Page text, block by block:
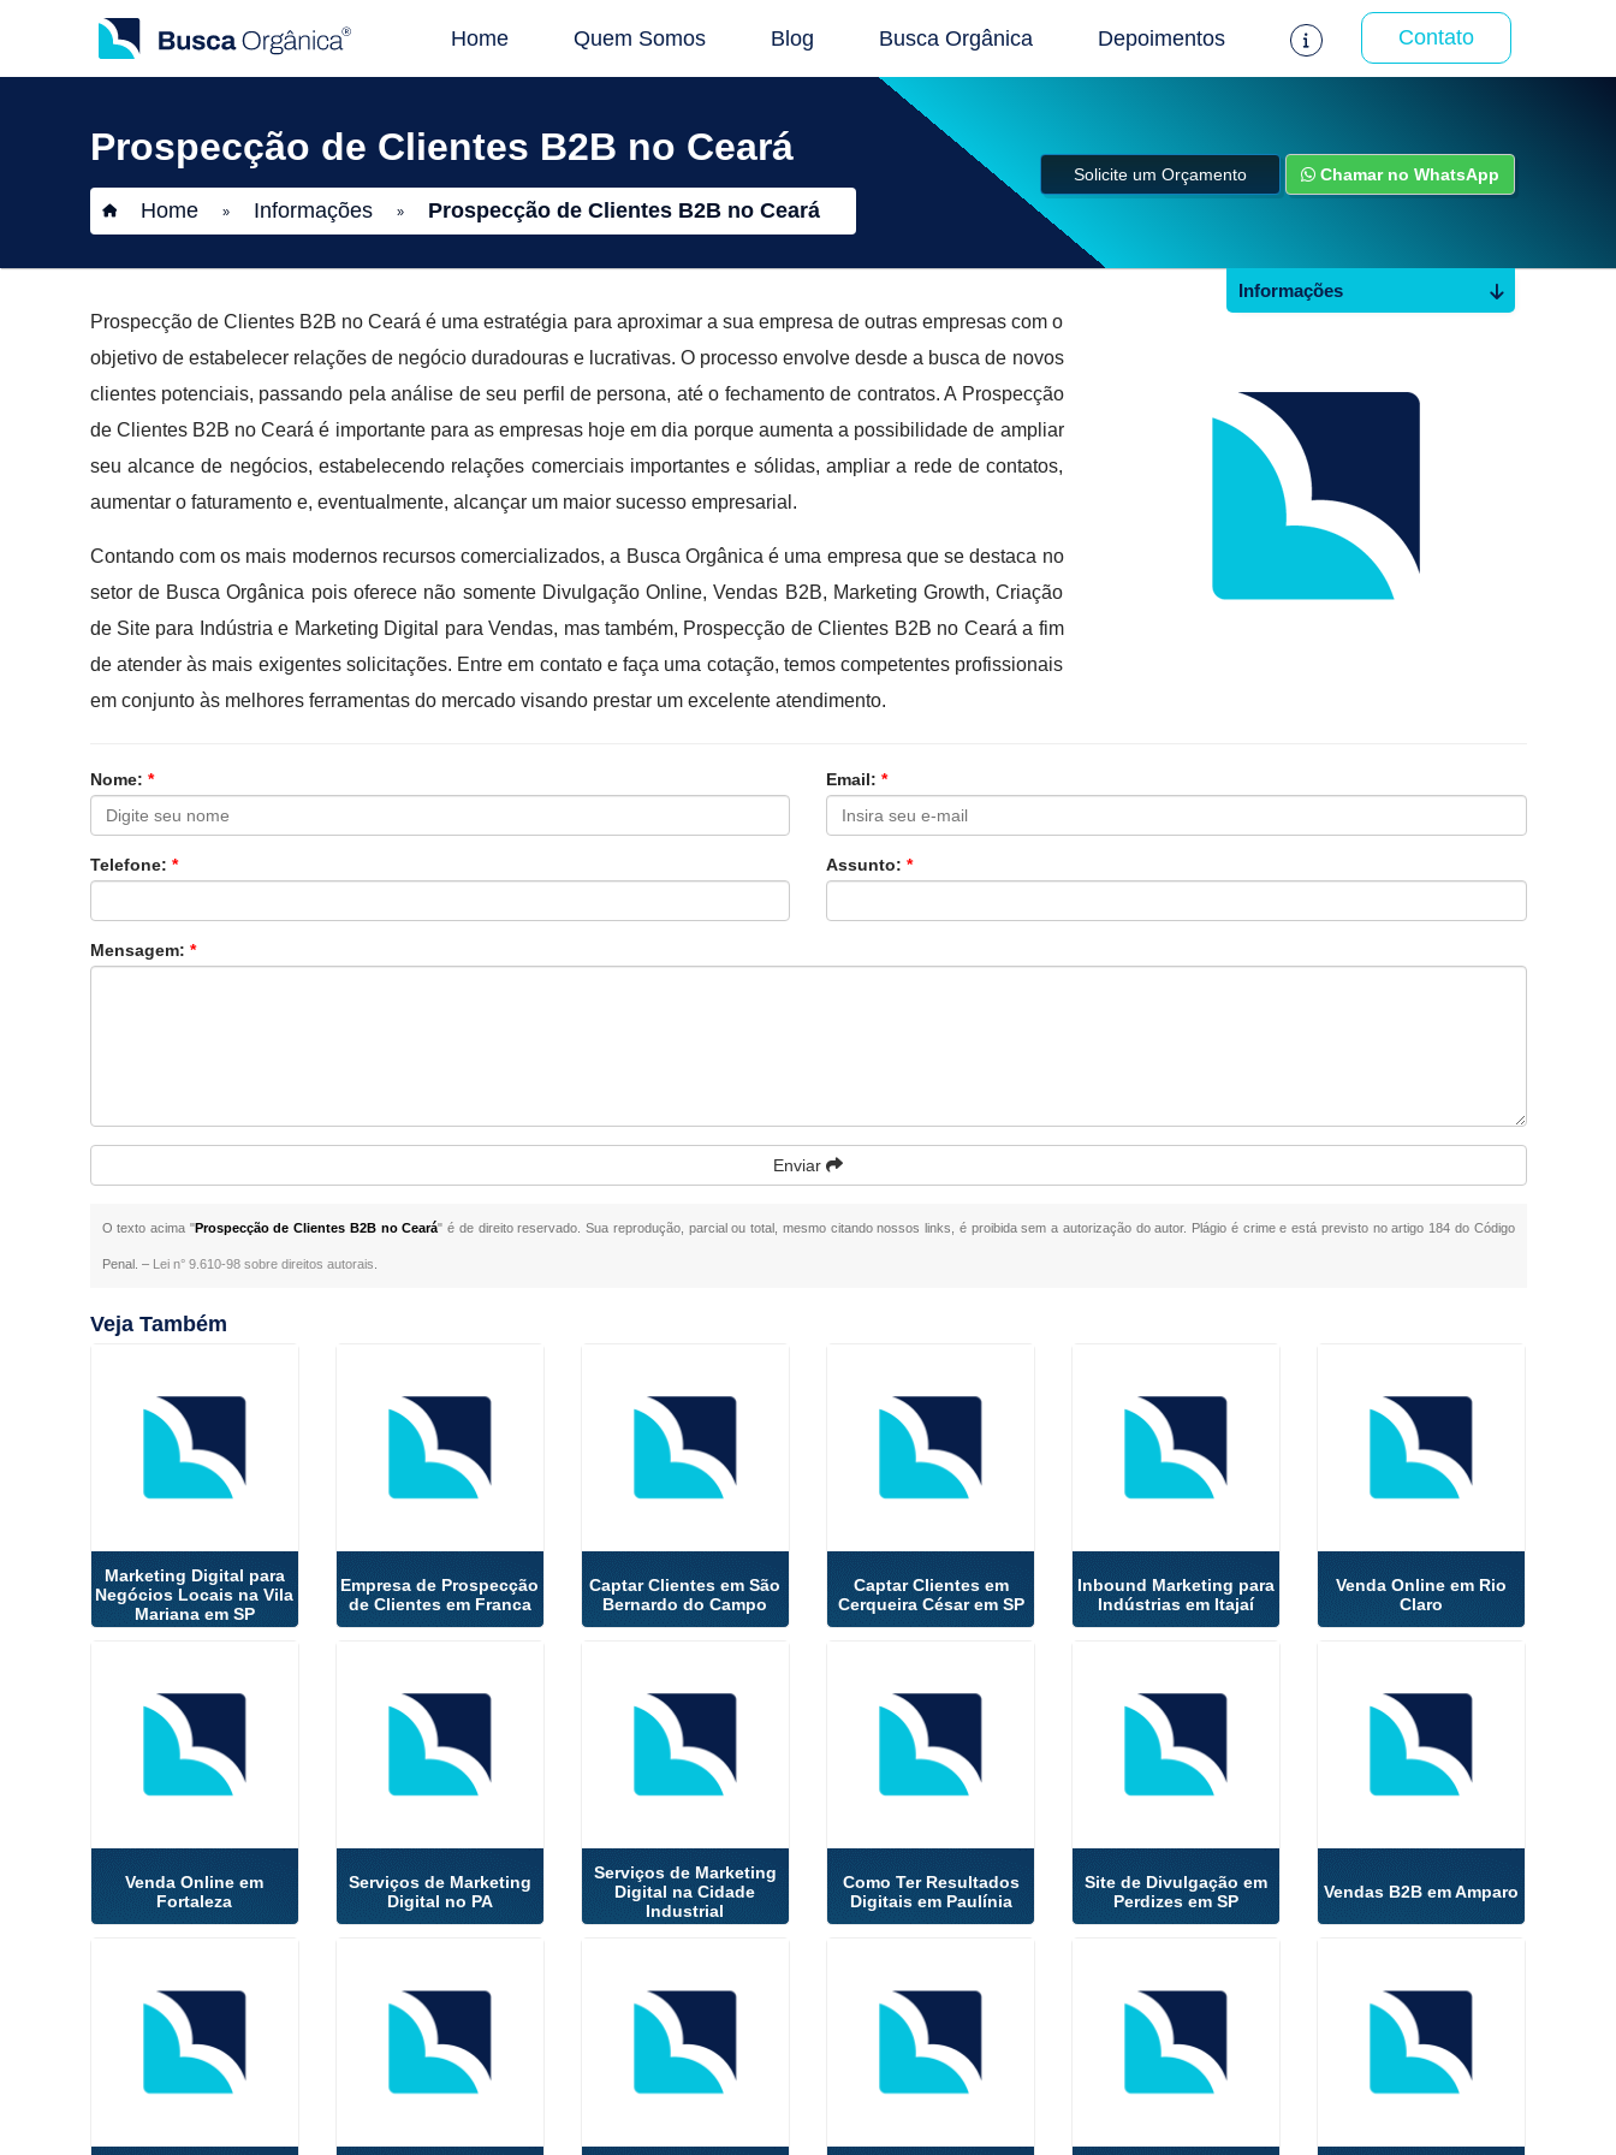
Home Quem Somos Blog Busca Orgânica Depoimentos Contato
Prospecção de Clientes B2B no Ceará
Home » Informações » Prospecção de Clientes B2B no Ceará
Solicite um Orçamento Chamar no WhatsApp
Prospecção de Clientes B2B no Ceará é uma estratégia para aproximar a sua empresa de outras empresas com o
objetivo de estabelecer relações de negócio duradouras e lucrativas. O processo envolve desde a busca de novos
clientes potenciais, passando pela análise de seu perfil de persona, até o fechamento de contratos. A Prospecção
de Clientes B2B no Ceará é importante para as empresas hoje em dia porque aumenta a possibilidade de ampliar
seu alcance de negócios, estabelecendo relações comerciais importantes e sólidas, ampliar a rede de contatos,
aumentar o faturamento e, eventualmente, alcançar um maior sucesso empresarial.
Contando com os mais modernos recursos comercializados, a Busca Orgânica é uma empresa que se destaca no
setor de Busca Orgânica pois oferece não somente Divulgação Online, Vendas B2B, Marketing Growth, Criação
de Site para Indústria e Marketing Digital para Vendas, mas também, Prospecção de Clientes B2B no Ceará a fim
de atender às mais exigentes solicitações. Entre em contato e faça uma cotação, temos competentes profissionais
em conjunto às melhores ferramentas do mercado visando prestar um excelente atendimento.
Nome: * Email: *
Telefone: * Assunto: *
Mensagem: *
Enviar
O texto acima "Prospecção de Clientes B2B no Ceará" é de direito reservado. Sua reprodução, parcial ou total, mesmo citando nossos links, é proibida sem a autorização do autor. Plágio é crime e está previsto no artigo 184 do Código
Penal. – Lei n° 9.610-98 sobre direitos autorais
Informações
Veja Também
Marketing Digital para
Negócios Locais na Vila
Mariana em SP
Empresa de Prospecção
de Clientes em Franca
Captar Clientes em São
Bernardo do Campo
Captar Clientes em
Cerqueira César em SP
Inbound Marketing para
Indústrias em Itajaí
Venda Online em Rio
Claro
Venda Online em
Fortaleza
Serviços de Marketing
Digital no PA
Serviços de Marketing
Digital na Cidade
Industrial
Como Ter Resultados
Digitais em Paulínia
Site de Divulgação em
Perdizes em SP
Vendas B2B em Amparo